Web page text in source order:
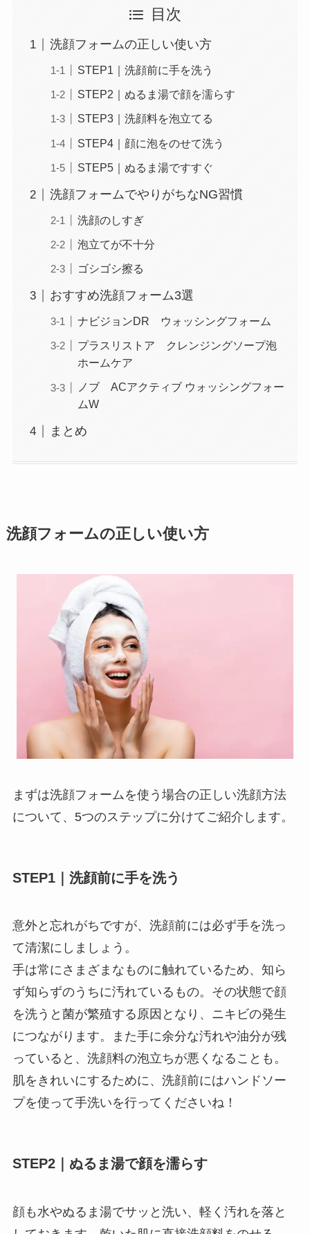
目次
洗顔フォームの正しい使い方
STEP1｜洗顔前に手を洗う
STEP2｜ぬるま湯で顔を濡らす
STEP3｜洗顔料を泡立てる
STEP4｜顔に泡をのせて洗う
STEP5｜ぬるま湯ですすぐ
洗顔フォームでやりがちなNG習慣
洗顔のしすぎ
泡立てが不十分
ゴシゴシ擦る
おすすめ洗顔フォーム3選
ナビジョンDR ウォッシングフォーム
プラスリストア クレンジングソープ泡
ホームケア
ノブ ACアクティブ ウォッシングフォー
ムW
まとめ
洗顔フォームの正しい使い方
まずは洗顔フォームを使う場合の正しい洗顔方法
について、 5つのステップに分けてご紹介します。
STEP1｜洗顔前に手を洗う
意外と忘れがちですが、洗顔前には必ず手を洗っ
て清潔にしましょう。
手は常にさまざまなものに触れているため、知ら
ず知らずのうちに汚れているもの。その状態で顔
を洗うと菌が繁殖する原因となり、ニキビの発生
につながります。また手に余分な汚れや油分が残
っていると、洗顔料の泡立ちが悪くなることも。
肌をきれいにするために、洗顔前にはハンドソー
プを使って手洗いを行ってくださいね！
STEP2｜ぬるま湯で顔を濡らす
顔も水やぬるま湯でサッと洗い、軽く汚れを落と